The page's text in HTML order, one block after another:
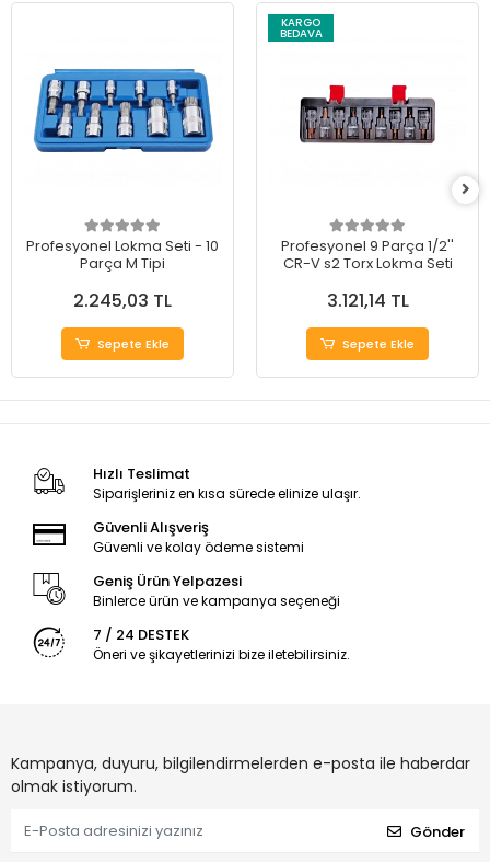
Profesyonel Lokma Seti - 10
Parça M Tipi
2.245,03 TL
Sepete Ekle
KARGO
BEDAVA
Profesyonel 9 Parça 1/2''
CR-V s2 Torx Lokma Seti
3.121,14 TL
Sepete Ekle
Hızlı Teslimat
Siparişleriniz en kısa sürede elinize ulaşır.
Güvenli Alışveriş
Güvenli ve kolay ödeme sistemi
Geniş Ürün Yelpazesi
Binlerce ürün ve kampanya seçeneği
7 / 24 DESTEK
Öneri ve şikayetlerinizi bize iletebilirsiniz.
Kampanya, duyuru, bilgilendirmelerden e-posta ile haberdar
olmak istiyorum.
Gönder